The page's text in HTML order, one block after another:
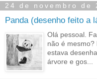
24 de novembro de
Panda (desenho feito a
Olá pessoal.
não é mesmo?
estava
árvore e gos...